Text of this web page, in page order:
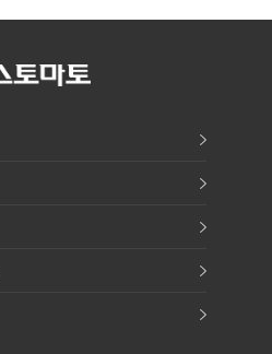
배터리 소재로